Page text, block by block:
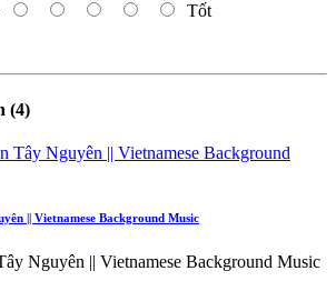
Tốt
(4)
|| Vietnamese Background Music
Nguyên || Vietnamese Background Music